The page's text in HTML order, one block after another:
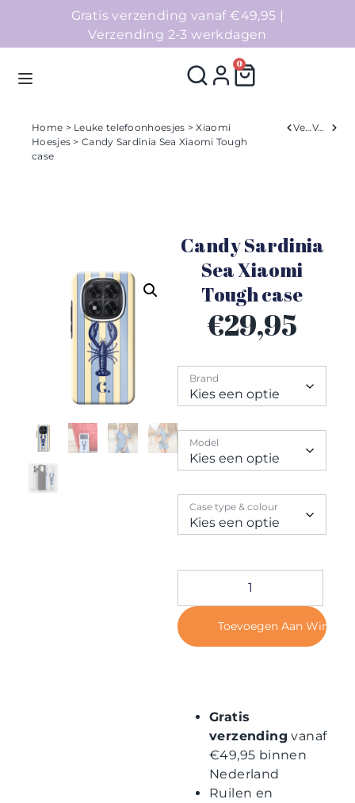
Gratis verzending vanaf €49,95 |
Verzending 2-3 werkdagen
0
Homepage
Collecties
Home > Leuke telefoonhoesjes >Xiaomi
Hoesjes > Candy Sardinia Sea Xiaomi Tough
case
Verleden Volgend
Candy Sardinia
Sea Xiaomi
Tough case
€29,95
Brand
Model
Case type & colour
Toevoegen Aan
Gratis
verzending vanaf
€49,95 binnen
Nederland
Ruilen en